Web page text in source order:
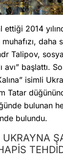
ettiği 2014
daha
Talipov,
avı” başlattı.
isimli
Tatar
bulunan
bulundu.
UKRAYNA